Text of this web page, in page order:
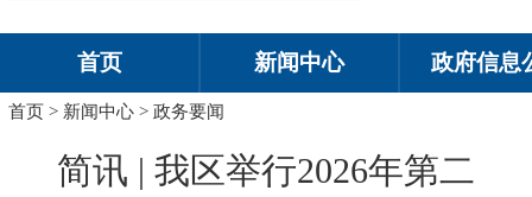
首页 新闻中心 政府信息
首页 > 新闻中心 >政务要闻
简讯 | 我区举行2026年第二